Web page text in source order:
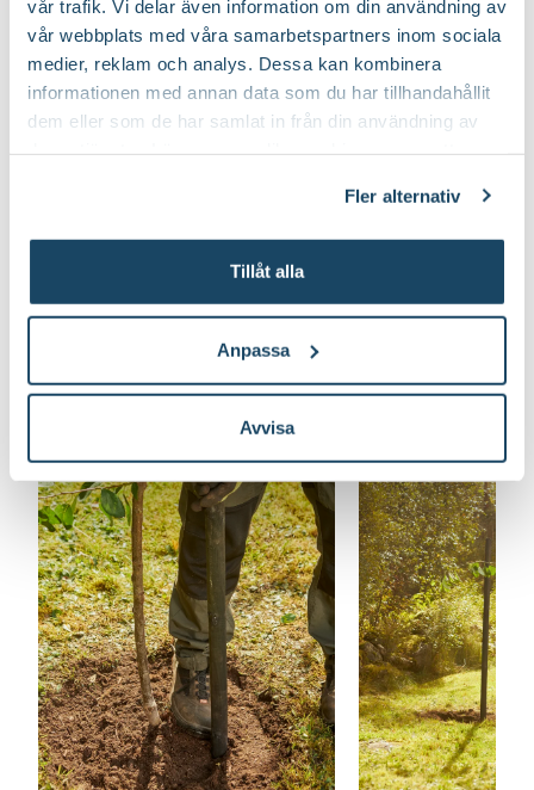
vår trafik. Vi delar även information om din användning av
vår webbplats med våra samarbetspartners inom sociala
medier, reklam och analys. Dessa kan kombinera
informationen med annan data som du har tillhandahållit
dem eller som de har samlat in från din användning av
Fler alternativ
Tillåt alla
Anpassa
Avvisa
Art nr 139943
Läs mer om plommonträd